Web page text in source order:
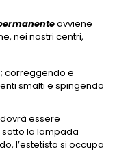
avviene
nei nostri centri,
correggendo e
smalti e spingendo
essere
la lampada
l’estetista si occupa